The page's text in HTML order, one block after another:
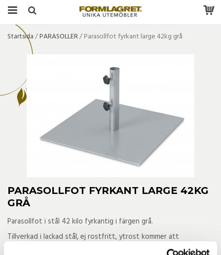
Startsida/PARASOLLER/Parasollfot fyrkant large 42kg grå
PARASOLLFOT FYRKANT LARGE 42KG
GRÅ
Parasollfot i stål 42 kilo fyrkantig i färgen grå.
Tillverkad i lackad stål, ej rostfritt, ytrost kommer att